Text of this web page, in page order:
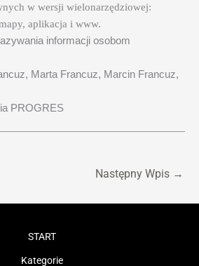
w wersji wielonarzędziowej:
aplikacja i www.
informacji osobom
Marta Francuz, Marcin Francuz,
PROGRES
Następny Wpis →
START
Kategorie